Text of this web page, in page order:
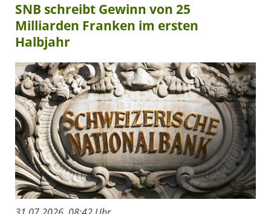
SNB schreibt Gewinn von 25
Milliarden Franken im ersten
Halbjahr